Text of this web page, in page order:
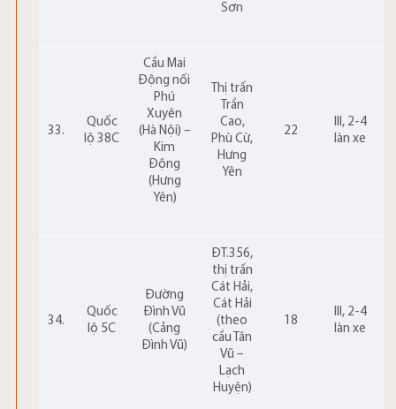
Sơn
33.
Quốc
lộ 38C
Cầu Mai
Động nối
Phú
Xuyên
(Hà Nội) –
Kim
Động
(Hưng
Yên)
Thị trấn
Trần
Cao,
Phù Cừ,
Hưng
Yên
22
III, 2-4
làn xe
34.
Quốc
lộ 5C
Đường
Đình Vũ
(Cảng
Đình Vũ)
ĐT.356,
thị trấn
Cát Hải,
Cát Hải
(theo
cầu Tân
Vũ –
Lạch
Huyện)
18
III, 2-4
làn xe